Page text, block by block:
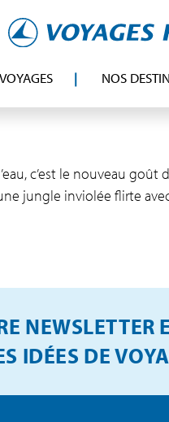
NOS
c’est le nouveau
jungle inviolée flirte
NEWSLETTER
IDÉES DE